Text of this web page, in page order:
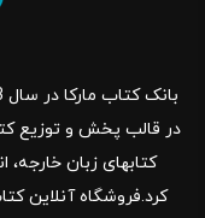
در قالب پخش و توزیع